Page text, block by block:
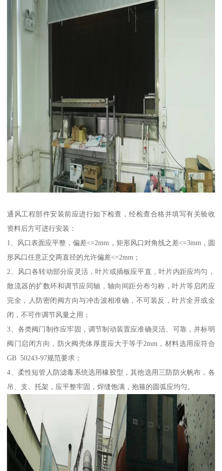
通风工程部件安装前应进行如下检查，经检查合格并填写有关验收
资料后方可进行安装：
1、风口表面应平整，偏差<=2mm，矩形风口对角线之差<=3mm，圆
形风口任意正交两直径的允许偏差<=2mm；
2、风口各转动部分应灵活，叶片或插板应平直，叶片内距应均匀，
散流器的扩数环和调节应同轴，轴向间距分布匀称，叶片等启闭应
完全，人防密闭阀方向与冲击波相准确，不可装反，叶片全开或全
闭，不可作调节风量之用；
3、各类阀门制作应牢固，调节制动装置应准确灵活、可靠，并标明
阀门启闭方向，防火阀壳体厚度应大于等于2mm，材料选用应符合
GB 50243-97规范要求；
4、柔性短管人防滤毒系统选用橡胶型，其他选用三防防火帆布，各
吊、支、托架，应平整牢固，焊缝饱满，抱箍的圆弧应均匀。